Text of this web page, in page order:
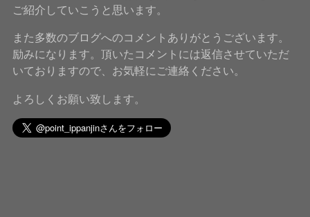
ご紹介していこうと思います。
また多数のブログへのコメントありがとうございます。
励みになります。頂いたコメントには返信させていただ
いておりますので、お気軽にご連絡ください。
よろしくお願い致します。